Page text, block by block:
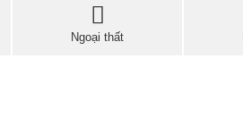
Ngoại thất